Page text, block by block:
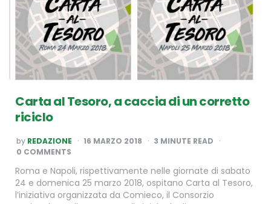
Carta al Tesoro, a caccia di un corretto
riciclo
POSTED
BY
by REDAZIONE 16 MARZO 2018 3 MINUTE READ
0 COMMENTS
Roma e Napoli, rispettivamente nelle giornate di sabato
24 e domenica 25 marzo 2018, ospitano Carta al Tesoro,
l’iniziativa organizzata da Comieco, il Consorzio